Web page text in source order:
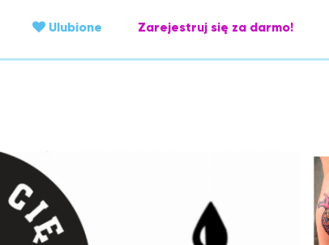
Ulubione Zarejestruj się za darmo!